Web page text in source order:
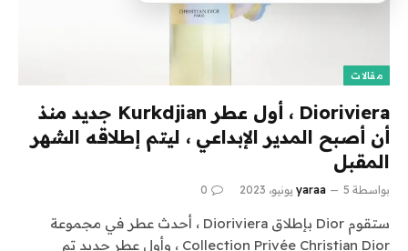
مقالات
Dioriviera ، أول عطر Kurkdjian جديد منذ
أن أصبح المدير الإبداعي ، ليتم إطلاقه الشهر
المقبل
بواسطة yaraa 5 يونيو، 2023 0
ستقوم Dior بإطلاق Dioriviera ، أحدث عطر في مجموعة
Collection Privée Christian Dior ، وأول عطر جديد تم